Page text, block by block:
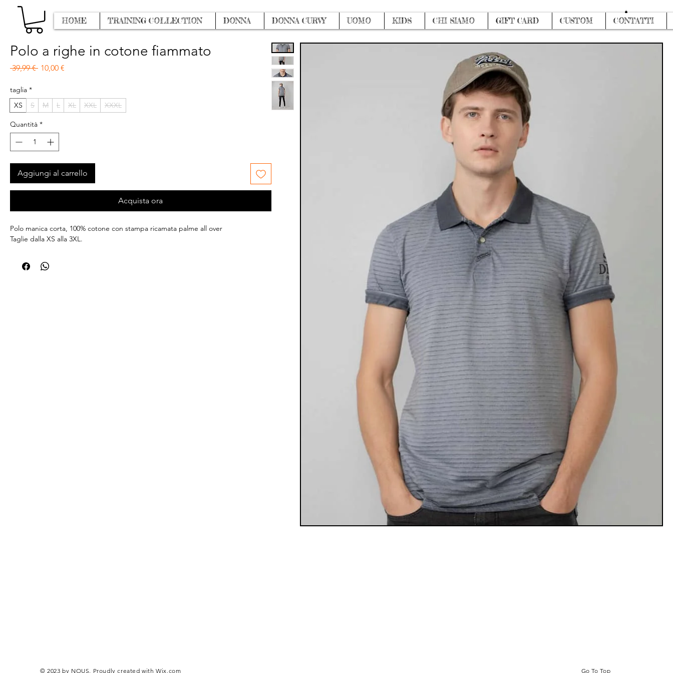
Accedi
HOME TRAINING COLLECTION DONNA DONNA CURVY UOMO KIDS CHI SIAMO GIFT CARD CUSTOM CONTATTI
Polo a righe in cotone fiammato
39,99 € Prezzo regolare
10,00 €
taglia *
XS
S M L XL XXL XXXL
Quantità *
Aggiungi al carrello
Acquista ora
Polo manica corta, 100% cotone con stampa ricamata palme all over
Taglie dalla XS alla 3XL.
© 2023 by NOUS. Proudly created withWix.com Go To Top